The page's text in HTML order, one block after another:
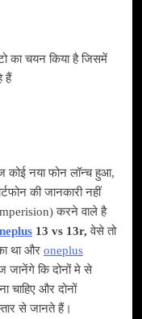
कोई नया फोन लॉन्च हुआ,
की जानकारी नहीं
करने वाले है
13 vs 13r, वेसे तो
था और oneplus
कि दोनों मे से
चाहिए और दोनों
से जानते हैं।